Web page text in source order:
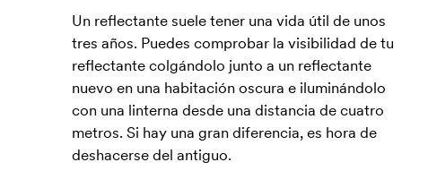
Un reflectante suele tener una vida útil de unos
tres años. Puedes comprobar la visibilidad de tu
reflectante colgándolo junto a un reflectante
nuevo en una habitación oscura e iluminándolo
con una linterna desde una distancia de cuatro
metros. Si hay una gran diferencia, es hora de
deshacerse del antiguo.